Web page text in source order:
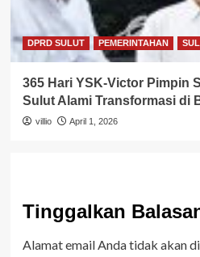
DPRD SULUT PEMERINTAHAN
365 Hari YSK-Victor Pimpin
Sulut Alami Transformasi di
villio April 1, 2026
Tinggalkan
Alamat email Anda tidak akan